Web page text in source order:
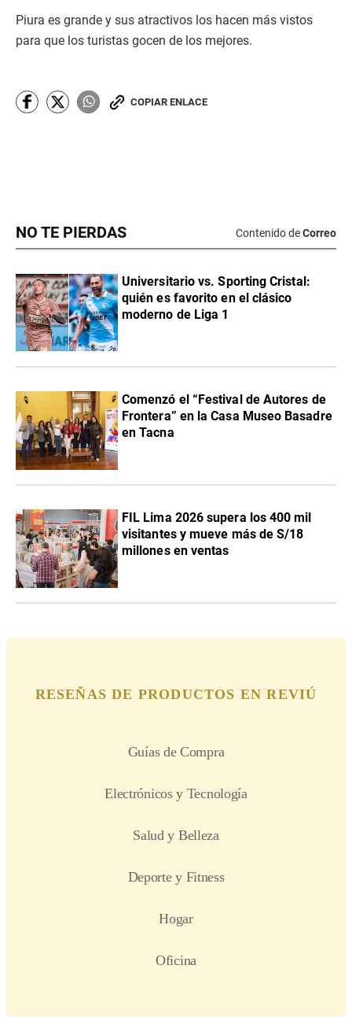
NO TE PIERDAS Contenido deCorreo
Universitario vs. Sporting Cristal:
quién es favorito en el clásico
moderno de Liga 1
Comenzó el “Festival de Autores de
Frontera” en la Casa Museo Basadre
en Tacna
FIL Lima 2026 supera los 400 mil
visitantes y mueve más de S/18
millones en ventas